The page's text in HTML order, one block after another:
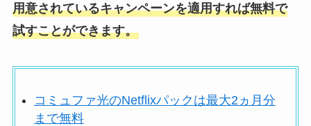
用意されているキャンペーンを適用すれば無料で
試すことができます。
コミュファ光のNetflixパックは最大2ヵ月分
まで無料